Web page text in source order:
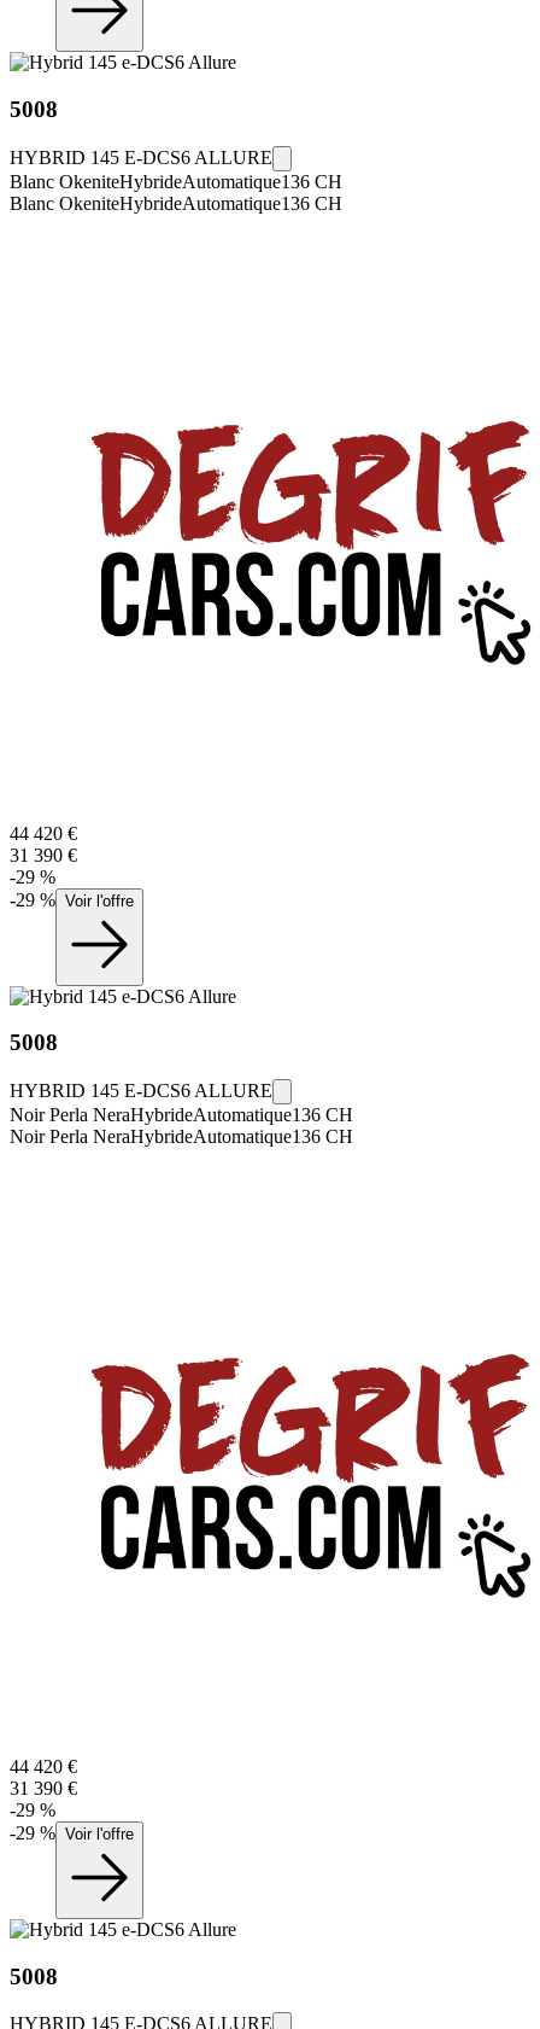
5008
HYBRID 145 E-DCS6 ALLURE
Blanc OkeniteHybrideAutomatique136 CH
Blanc OkeniteHybrideAutomatique136 CH
44 420 €
31 390 €
-29 %
-29 % Voir l'offre
5008
HYBRID 145 E-DCS6 ALLURE
Noir Perla NeraHybrideAutomatique136 CH
Noir Perla NeraHybrideAutomatique136 CH
44 420 €
31 390 €
-29 %
-29 % Voir l'offre
5008
HYBRID 145 E-DCS6 ALLURE